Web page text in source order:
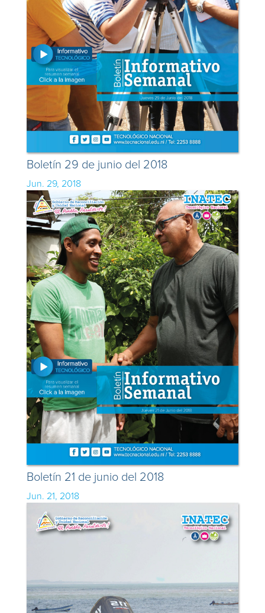
Boletín 29 de junio del 2018
Jun. 29, 2018
Boletín 21 de junio del 2018
Jun. 21, 2018